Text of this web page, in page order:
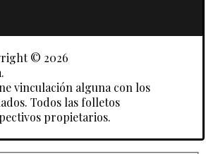
© 2026
vinculación alguna con los
Todos las folletos
propietarios.